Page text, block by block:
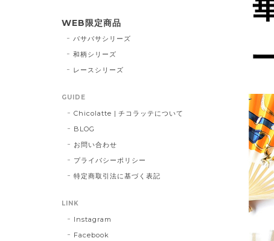
WEB限定商品
バサバサシリーズ
和柄シリーズ
レースシリーズ
GUIDE
Chicolatte | チコラッテについて
BLOG
お問い合わせ
プライバシーポリシー
特定商取引法に基づく表記
LINK
Instagram
Facebook